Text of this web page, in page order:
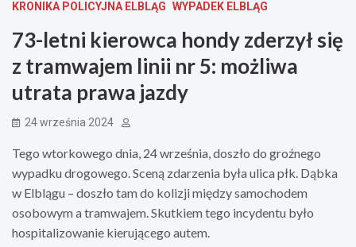
KRONIKA POLICYJNA ELBLĄG WYPADEK ELBLĄG
73-letni kierowca hondy zderzył się
z tramwajem linii nr 5: możliwa
utrata prawa jazdy
24 września 2024
Tego wtorkowego dnia, 24 września, doszło do groźnego
wypadku drogowego. Sceną zdarzenia była ulica płk. Dąbka
w Elblągu – doszło tam do kolizji między samochodem
osobowym a tramwajem. Skutkiem tego incydentu było
hospitalizowanie kierującego autem.